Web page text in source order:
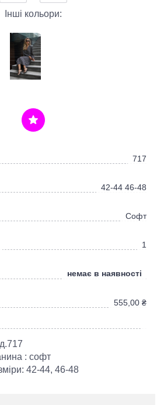
Інші кольори:
717
42-44 46-48
Софт
1
немає в наявності
555,00 ₴
: софт
42-44, 46-48